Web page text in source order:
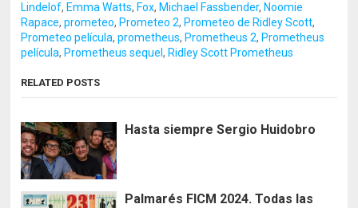
Lindelof, Emma Watts, Fox, Michael Fassbender, Noomie
Rapace,prometeo, Prometeo 2, Prometeo de Ridley Scott,
Prometeo película,prometheus, Prometheus 2, Prometheus
película, Prometheus sequel, Ridley Scott Prometheus
RELATED POSTS
Hasta siempre Sergio Huidobro
Palmarés FICM 2024. Todas las